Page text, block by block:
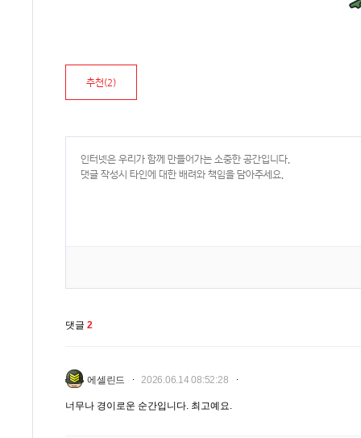
추천(2)
댓글 2
에셀린드 2026.06.14 08:52:28
너무나 경이로운 순간입니다. 최고예요.